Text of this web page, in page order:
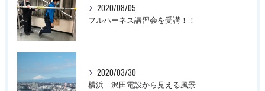
2020/08/05
フルハーネス講習会を受講！！
2020/03/30
横浜 沢田電設から見える風景